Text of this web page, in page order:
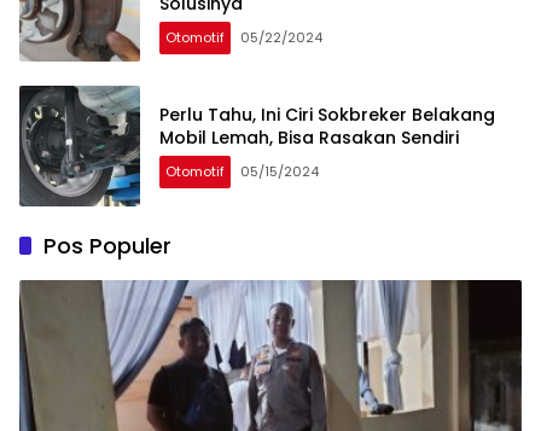
Otomotif 05/22/2024
Perlu Tahu, Ini Ciri Sokbreker Belakang
Mobil Lemah, Bisa Rasakan Sendiri
Otomotif 05/15/2024
Pos Populer